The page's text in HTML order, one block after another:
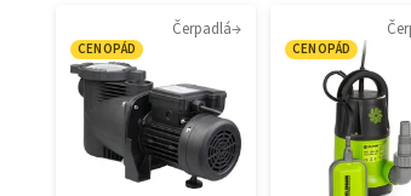
Čerpadlá
CENOPÁD CENOPÁD